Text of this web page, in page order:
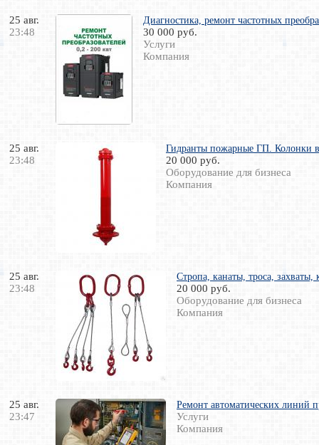
25 авг.
23:48
Диагностика, ремонт частотных
30 000 руб.
Услуги
Компания
25 авг.
23:48
Гидранты пожарные ГП. Колонки
20 000 руб.
Оборудование для бизнеса
Компания
25 авг.
23:48
Стропа, канаты, троса,
20 000 руб.
Оборудование для бизнеса
Компания
25 авг.
23:47
Ремонт автоматических линий
Услуги
Компания